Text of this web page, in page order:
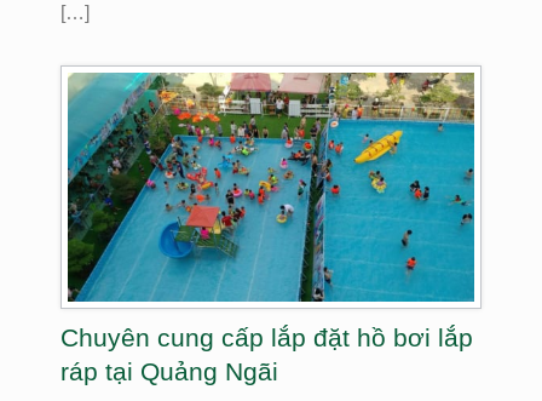
[…]
Chuyên cung cấp lắp đặt hồ bơi lắp
ráp tại Quảng Ngãi